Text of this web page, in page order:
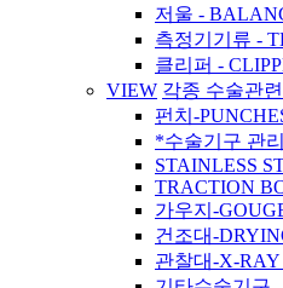
저울 -
측정기기류 -
클리퍼 -
VIEW 각종 수술관
펀치-
*수술기구 관
STAINLESS
TRACTION
가우지-
건조대-
관찰대-X-